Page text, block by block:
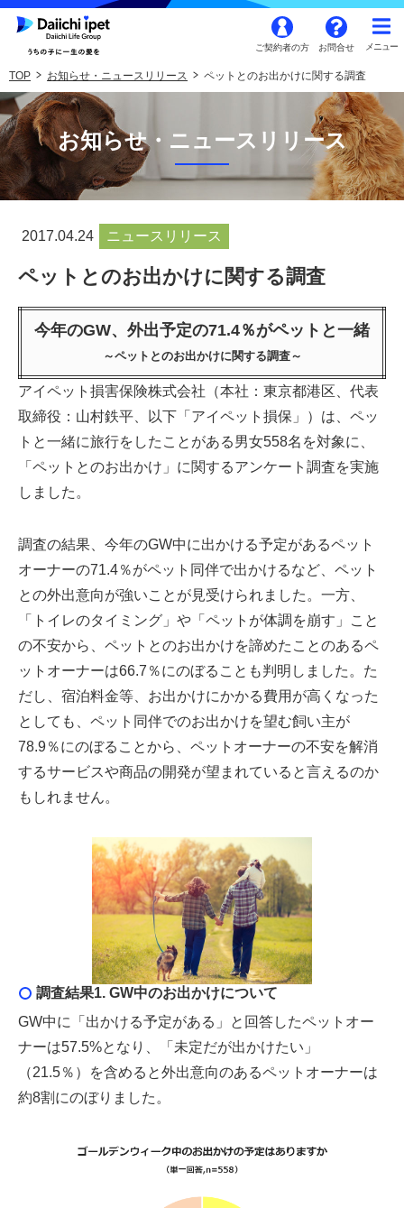
ご契約者の方 お問合せ
TOP お知らせ・ニュースリリース ペットとのお出かけに関する調査
お知らせ・ニュースリリース
2017.04.24 ニュースリリース
ペットとのお出かけに関する調査
今年のGW、外出予定の71.4％がペットと一緒
～ペットとのお出かけに関する調査～
アイペット損害保険株式会社（本社：東京都港区、代表
取締役：山村鉄平、以下「アイペット損保」）は、ペッ
トと一緒に旅行をしたことがある男女558名を対象に、
「ペットとのお出かけ」に関するアンケート調査を実施
しました。
調査の結果、今年のGW中に出かける予定があるペット
オーナーの71.4％がペット同伴で出かけるなど、ペット
との外出意向が強いことが見受けられました。一方、
「トイレのタイミング」や「ペットが体調を崩す」こと
の不安から、ペットとのお出かけを諦めたことのあるペ
ットオーナーは66.7％にのぼることも判明しました。た
だし、宿泊料金等、お出かけにかかる費用が高くなった
としても、ペット同伴でのお出かけを望む飼い主が
78.9％にのぼることから、ペットオーナーの不安を解消
するサービスや商品の開発が望まれていると言えるのか
もしれません。
調査結果1. GW中のお出かけについて
GW中に「出かける予定がある」と回答したペットオー
ナーは57.5%となり、「未定だが出かけたい」
（21.5％）を含めると外出意向のあるペットオーナーは
約8割にのぼりました。